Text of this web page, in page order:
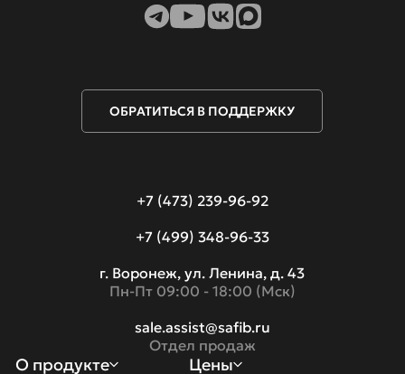
ОБРАТИТЬСЯ В ПОДДЕРЖКУ
+7 (473) 239-96-92
+7 (499) 348-96-33
г. Воронеж, ул. Ленина, д. 43
Пн-Пт 09:00 - 18:00 (Мск)
sale.assist@safib.ru
Отдел продаж
О продукте Цены